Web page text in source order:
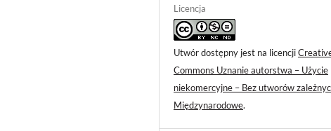
Licencja
Utwór dostępny jest na licencji
Commons Uznanie autorstwa – Użycie
niekomercyjne – Bez utworów
Międzynarodowe.